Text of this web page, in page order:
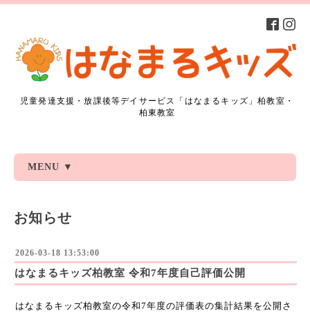
児童発達支援・放課後等デイサービス「はなまるキッズ」柏教室・
柏東教室
MENU ▼
お知らせ
2026-03-18 13:53:00
はなまるキッズ柏教室 令和7年度自己評価公開
はなまるキッズ柏教室の令和7年度の評価表の集計結果を公開さ